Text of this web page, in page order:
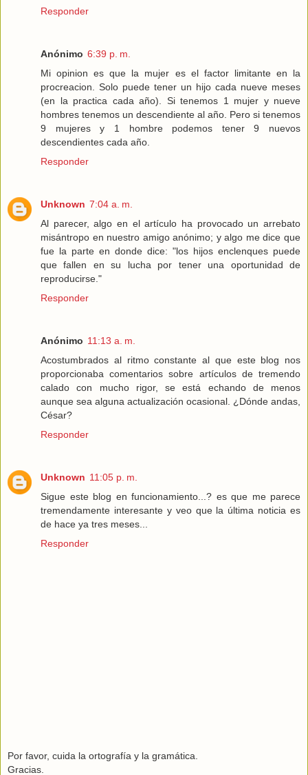
Responder
Anónimo 6:39 p. m.
Mi opinion es que la mujer es el factor limitante en la
procreacion. Solo puede tener un hijo cada nueve meses
(en la practica cada año). Si tenemos 1 mujer y nueve
hombres tenemos un descendiente al año. Pero si tenemos
9 mujeres y 1 hombre podemos tener 9 nuevos
descendientes cada año.
Responder
Unknown 7:04 a. m.
Al parecer, algo en el artículo ha provocado un arrebato
misántropo en nuestro amigo anónimo; y algo me dice que
fue la parte en donde dice: "los hijos enclenques puede
que fallen en su lucha por tener una oportunidad de
reproducirse."
Responder
Anónimo 11:13 a. m.
Acostumbrados al ritmo constante al que este blog nos
proporcionaba comentarios sobre artículos de tremendo
calado con mucho rigor, se está echando de menos
aunque sea alguna actualización ocasional. ¿Dónde andas,
César?
Responder
Unknown 11:05 p. m.
Sigue este blog en funcionamiento...? es que me parece
tremendamente interesante y veo que la última noticia es
de hace ya tres meses...
Responder
Por favor, cuida la ortografía y la gramática.
Gracias.